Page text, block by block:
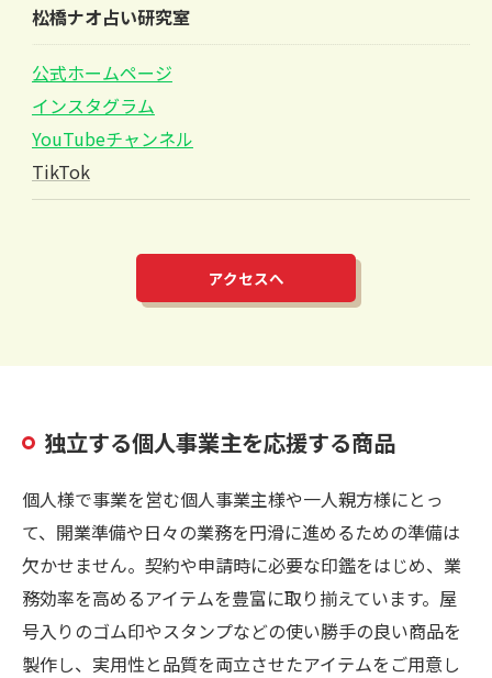
松橋ナオ占い研究室
公式ホームページ
インスタグラム
YouTubeチャンネル
TikTok
アクセスへ
独立する個人事業主を応援する商品
個人様で事業を営む個人事業主様や一人親方様にとっ
て、開業準備や日々の業務を円滑に進めるための準備は
欠かせません。契約や申請時に必要な印鑑をはじめ、業
務効率を高めるアイテムを豊富に取り揃えています。屋
号入りのゴム印やスタンプなどの使い勝手の良い商品を
製作し、実用性と品質を両立させたアイテムをご用意し